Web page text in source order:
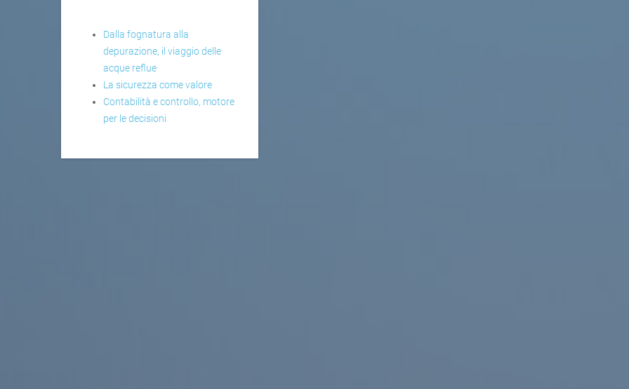
Dalla fognatura alla
depurazione, il viaggio delle
acque reflue
La sicurezza come valore
Contabilità e controllo, motore
per le decisioni